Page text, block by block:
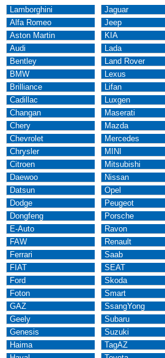
Lamborghini
Alfa Romeo
Aston Martin
Audi
Bentley
BMW
Brilliance
Cadillac
Changan
Chery
Chevrolet
Chrysler
Citroen
Daewoo
Datsun
Dodge
Dongfeng
E-Auto
FAW
Ferrari
FIAT
Ford
Foton
GAZ
Geely
Genesis
Haima
Jaguar
Jeep
KIA
Lada
Land Rover
Lexus
Lifan
Luxgen
Maserati
Mazda
Mercedes
MINI
Mitsubishi
Nissan
Opel
Peugeot
Porsche
Ravon
Renault
Saab
SEAT
Skoda
Smart
SsangYong
Subaru
Suzuki
TagAZ